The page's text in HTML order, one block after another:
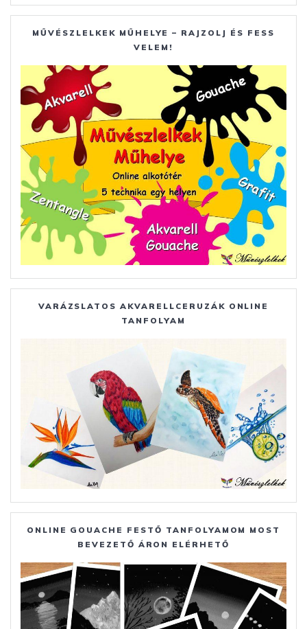
MŰVÉSZLELKEK MŰHELYE – RAJZOLJ ÉS FESS
VELEM!
VARÁZSLATOS AKVARELLCERUZÁK ONLINE
TANFOLYAM
ONLINE GOUACHE FESTŐ TANFOLYAMOM MOST
BEVEZETŐ ÁRON ELÉRHETŐ